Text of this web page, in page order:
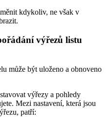
kdykoliv, ne však v
výřezů listu
může být uloženo a obnoveno
výřezy a pohledy
Mezi nastavení, která jsou
patří: